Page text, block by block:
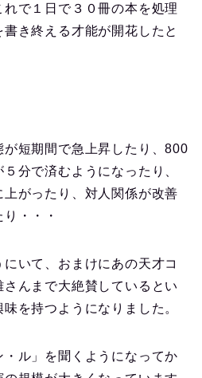
で１日で３０冊の本を処理
き終える才能が開花したと
短期間で急上昇したり、800
分で済むようになったり、
がったり、対人関係が改善
・・・
いて、おまけにあの天才コ
んまで大絶賛しているとい
を持つようになりました。
・ル」を聞くようになってか